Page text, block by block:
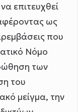
επιτευχθεί
ως
που
Νόμο
των
του
μείγμα, την